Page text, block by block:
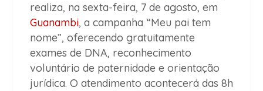
realiza, na sexta-feira, 7 de agosto, em
Guanambi, a campanha “Meu pai tem
nome”, oferecendo gratuitamente
exames de DNA, reconhecimento
voluntário de paternidade e orientação
jurídica. O atendimento acontecerá das 8h